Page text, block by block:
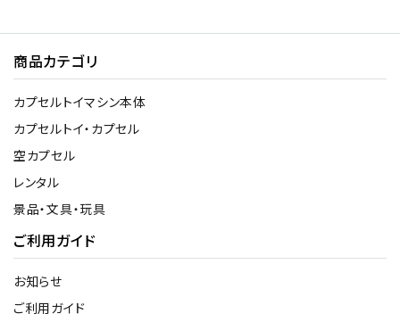
商品カテゴリ
カプセルトイマシン本体
カプセルトイ・カプセル
空カプセル
レンタル
景品・文具・玩具
ご利用ガイド
お知らせ
ご利用ガイド